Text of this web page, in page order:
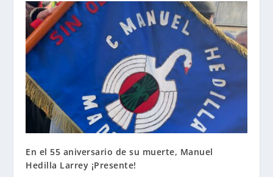
En el 55 aniversario de su muerte, Manuel
Hedilla Larrey ¡Presente!